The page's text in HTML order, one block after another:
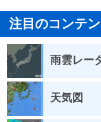
注目のコンテ
雨雲レー
天気図